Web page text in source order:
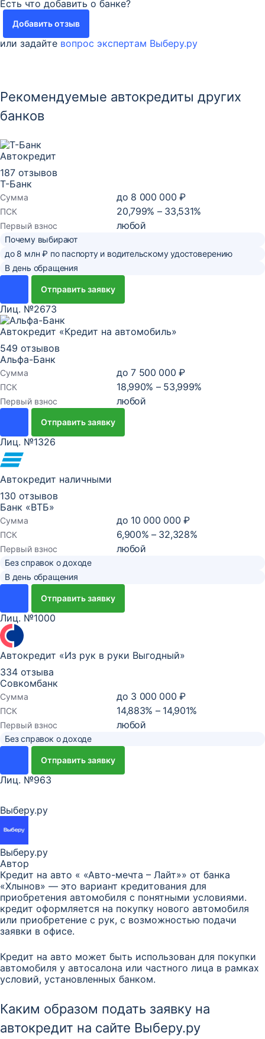
Есть что добавить о банке?
Добавить отзыв
или задайте вопрос экспертам Выберу.ру
Рекомендуемые автокредиты других
банков
Автокредит
187 отзывов
Т-Банк
Сумма до 8 000 000 ₽
ПСК 20,799% – 33,531%
Первый взнос любой
Почему выбирают
до 8 млн ₽ по паспорту и водительскому удостоверению
В день обращения
Отправить заявку
Лиц. №2673
Автокредит «Кредит на автомобиль»
549 отзывов
Альфа-Банк
Сумма до 7 500 000 ₽
ПСК 18,990% – 53,999%
Первый взнос любой
Отправить заявку
Лиц. №1326
Автокредит наличными
130 отзывов
Банк «ВТБ»
Сумма до 10 000 000 ₽
ПСК 6,900% – 32,328%
Первый взнос любой
Без справок о доходе
В день обращения
Отправить заявку
Лиц. №1000
Автокредит «Из рук в руки Выгодный»
334 отзыва
Совкомбанк
Сумма до 3 000 000 ₽
ПСК 14,883% – 14,901%
Первый взнос любой
Без справок о доходе
Отправить заявку
Лиц. №963
Выберу.ру
Выберу.ру
Автор
Кредит на авто « «Авто-мечта – Лайт»» от банка
«Хлынов» — это вариант кредитования для
приобретения автомобиля с понятными условиями.
кредит оформляется на покупку нового автомобиля
или приобретение с рук, с возможностью подачи
заявки в офисе.
Кредит на авто может быть использован для покупки
автомобиля у автосалона или частного лица в рамках
условий, установленных банком.
Каким образом подать заявку на
автокредит на сайте Выберу.ру